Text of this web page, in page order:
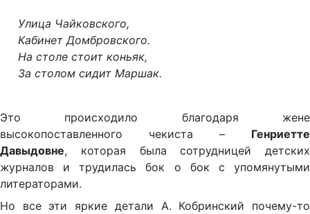
Улица Чайковского,
Кабинет Домбровского.
На столе стоит коньяк,
За столом сидит Маршак.
Это происходило благодаря жене
высокопоставленного чекиста – Генриетте
Давыдовне, которая была сотрудницей детских
журналов и трудилась бок о бок с упомянутыми
литераторами.
Но все эти яркие детали А. Кобринский почему-то